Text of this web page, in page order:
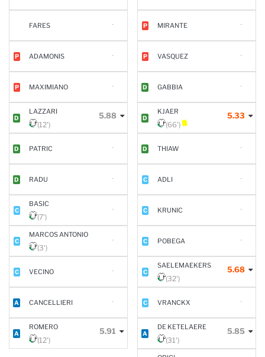
FARES -
P ADAMONIS -
P MAXIMIANO -
D
LAZZARI
(12')
5.88
D PATRIC -
D RADU -
C
BASIC
(7')
-
C
MARCOS ANTONIO
(3')
-
C VECINO -
A CANCELLIERI -
A
ROMERO
(12')
5.91
P MIRANTE -
P VASQUEZ -
D GABBIA -
D
KJAER
(66')
5.33
D THIAW -
C ADLI -
C KRUNIC -
C POBEGA -
C
SAELEMAEKERS
(32')
5.68
C VRANCKX -
A
DE KETELAERE
(31')
5.85